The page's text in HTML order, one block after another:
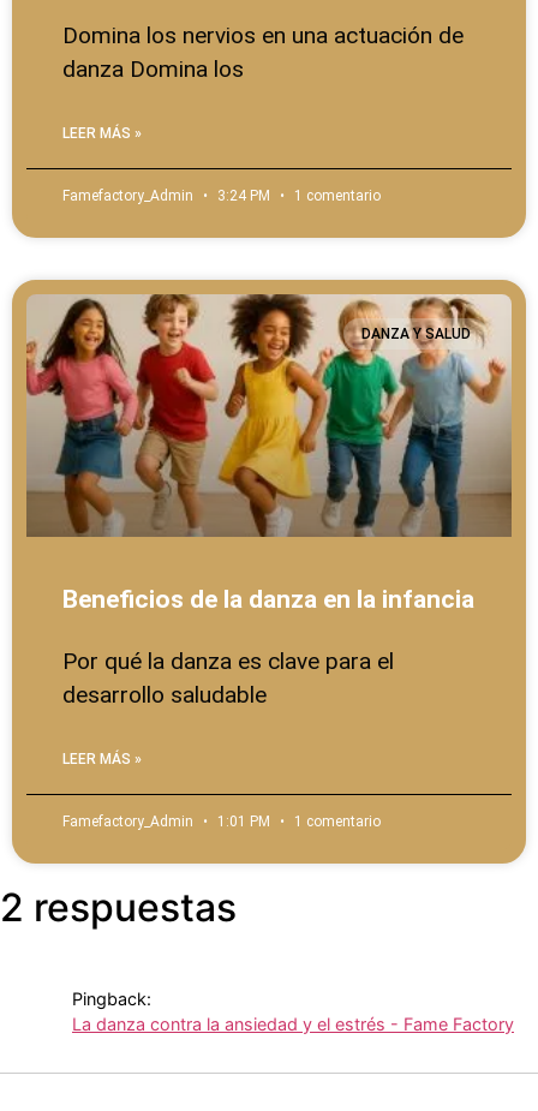
Domina los nervios en una actuación de
danza Domina los
LEER MÁS »
Famefactory_Admin 3:24 PM 1 comentario
DANZA Y SALUD
Beneficios de la danza en la infancia
Por qué la danza es clave para el
desarrollo saludable
LEER MÁS »
Famefactory_Admin 1:01 PM 1 comentario
2 respuestas
Pingback:
La danza contra la ansiedad y el estrés - Fame Factory